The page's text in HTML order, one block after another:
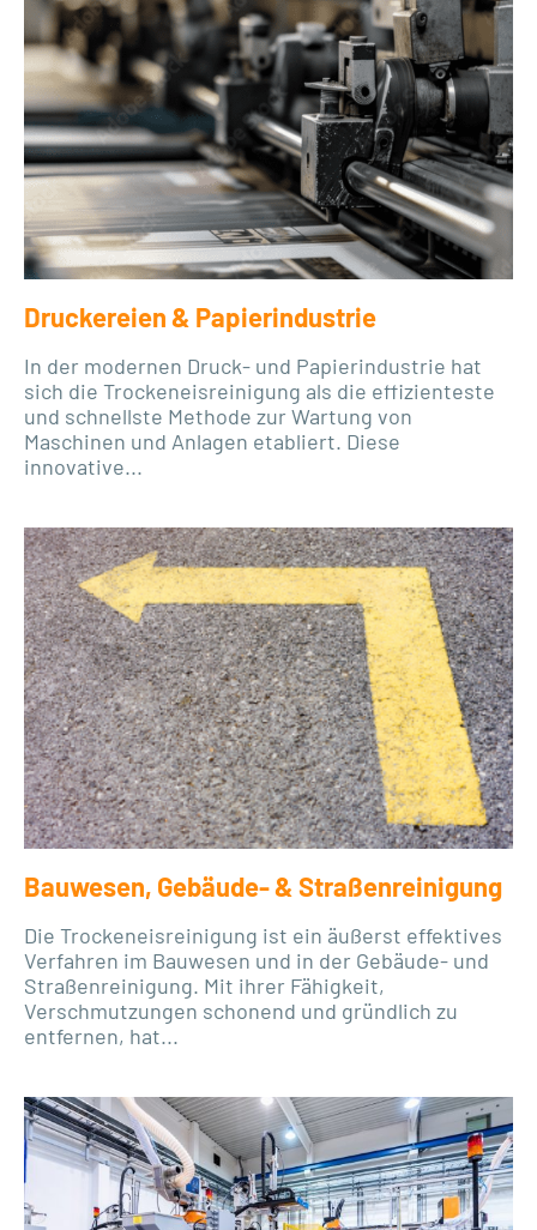
Druckereien & Papierindustrie
In der modernen Druck- und Papierindustrie hat
sich die Trockeneisreinigung als die effizienteste
und schnellste Methode zur Wartung von
Maschinen und Anlagen etabliert. Diese
innovative...
Bauwesen, Gebäude- & Straßenreinigung
Die Trockeneisreinigung ist ein äußerst effektives
Verfahren im Bauwesen und in der Gebäude- und
Straßenreinigung. Mit ihrer Fähigkeit,
Verschmutzungen schonend und gründlich zu
entfernen, hat...